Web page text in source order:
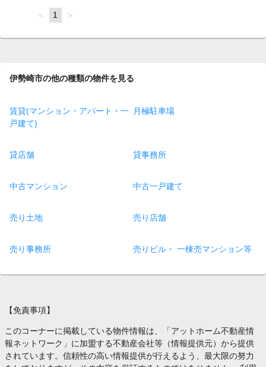
page
You're
page
1 page
伊勢崎市の他の種類の物件を見る
賃貸(マンション・アパート・一
戸建て)
月極駐車場
貸店舗 貸事務所
中古マンション 中古一戸建て
売り土地 売り店舗
売り事務所 売りビル・ 一棟売マンション等
【免責事項】
このコーナーに掲載している物件情報は、「アットホーム不動産情
報ネットワーク」に加盟する不動産会社等（情報提供元）から提供
されています。信頼性の高い情報提供が行えるよう、最大限の努力